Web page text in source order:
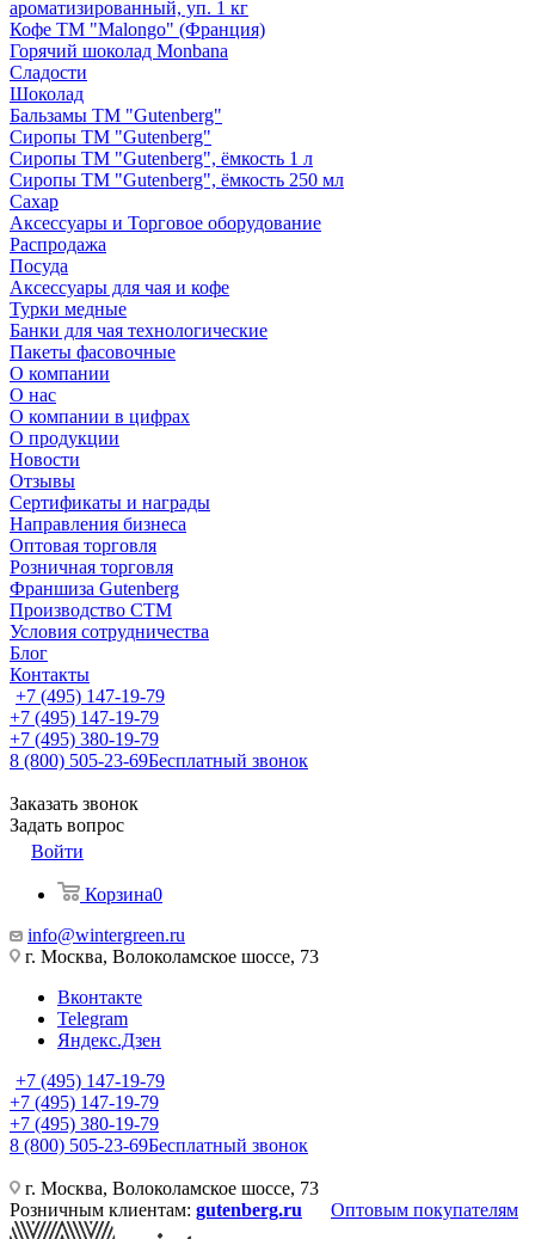
ароматизированный, уп. 1 кг
Кофе ТМ "Malongo" (Франция)
Горячий шоколад Monbana
Сладости
Шоколад
Бальзамы ТМ "Gutenberg"
Сиропы ТМ "Gutenberg"
Сиропы ТМ "Gutenberg", ёмкость 1 л
Сиропы ТМ "Gutenberg", ёмкость 250 мл
Сахар
Аксессуары и Торговое оборудование
Распродажа
Посуда
Аксессуары для чая и кофе
Турки медные
Банки для чая технологические
Пакеты фасовочные
О компании
О нас
О компании в цифрах
О продукции
Новости
Отзывы
Сертификаты и награды
Направления бизнеса
Оптовая торговля
Розничная торговля
Франшиза Gutenberg
Производство СТМ
Условия сотрудничества
Блог
Контакты
+7 (495) 147-19-79
+7 (495) 147-19-79
+7 (495) 380-19-79
8 (800) 505-23-69Бесплатный звонок
Заказать звонок
Задать вопрос
Войти
Корзина0
info@wintergreen.ru
г. Москва, Волоколамское шоссе, 73
Вконтакте
Telegram
Яндекс.Дзен
+7 (495) 147-19-79
+7 (495) 147-19-79
+7 (495) 380-19-79
8 (800) 505-23-69Бесплатный звонок
г. Москва, Волоколамское шоссе, 73
Розничным клиентам: gutenberg.ru Оптовым покупателям